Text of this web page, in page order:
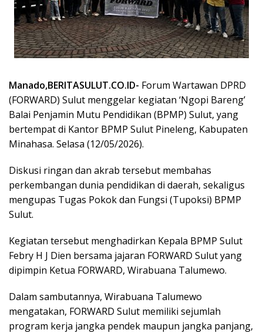
Manado,BERITASULUT.CO.ID- Forum Wartawan DPRD
(FORWARD) Sulut menggelar kegiatan ‘Ngopi Bareng’
Balai Penjamin Mutu Pendidikan (BPMP) Sulut, yang
bertempat di Kantor BPMP Sulut Pineleng, Kabupaten
Minahasa. Selasa (12/05/2026).
Diskusi ringan dan akrab tersebut membahas
perkembangan dunia pendidikan di daerah, sekaligus
mengupas Tugas Pokok dan Fungsi (Tupoksi) BPMP
Sulut.
Kegiatan tersebut menghadirkan Kepala BPMP Sulut
Febry H J Dien bersama jajaran FORWARD Sulut yang
dipimpin Ketua FORWARD, Wirabuana Talumewo.
Dalam sambutannya, Wirabuana Talumewo
mengatakan, FORWARD Sulut memiliki sejumlah
program kerja jangka pendek maupun jangka panjang,